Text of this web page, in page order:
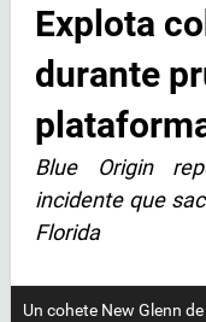
Explota
durante
Blue Origin
incidente que
Florida
Un cohete New Glenn